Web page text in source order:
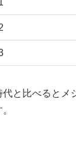
代と比べるとメ